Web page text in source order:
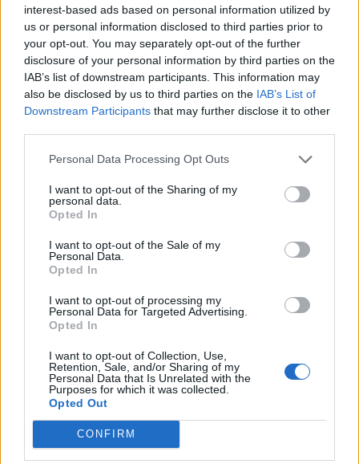
interest-based ads based on personal information utilized by
us or personal information disclosed to third parties prior to
your opt-out. You may separately opt-out of the further
disclosure of your personal information by third parties on the
IAB’s list of downstream participants. This information may
also be disclosed by us to third parties on the IAB’s List of
Downstream Participants that may further disclose it to other
Personal Data Processing Opt Outs
I want to opt-out of the Sharing of my
personal data.
Opted In
I want to opt-out of the Sale of my
Personal Data.
Opted In
I want to opt-out of processing my
Personal Data for Targeted Advertising.
Opted In
I want to opt-out of Collection, Use,
Retention, Sale, and/or Sharing of my
Personal Data that Is Unrelated with the
Purposes for which it was collected.
Opted Out
CONFIRM
REDAZIONE
Twitter @Calciopremier
Anno di Fondazione:1878 come Domingo's FC
Stadio:Goodison Park
Città: Liverpool
Presidente:Dan Friedkin
Manager:David Moyes
ALBO D'ORO
Premier League:9
FA Cup:5
League Cup: 9
FA Community Shield:1